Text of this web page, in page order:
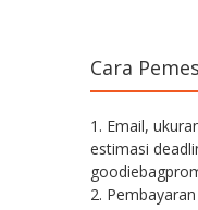
Cara
1. Email,
estimasi
2.